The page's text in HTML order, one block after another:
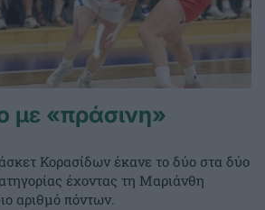
με «πράσινη»
Κορασίδων έκανε το δύο στα δύο
έχοντας τη Μαριάνθη
αριθμό πόντων.